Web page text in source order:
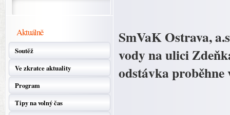
Aktuálně
Soutěž
Ve zkratce aktuality
Program
Tipy na volný čas
SmVaK Ostrava,
vody na ulici
odstávka